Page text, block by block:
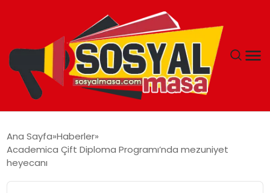
Ana Sayfa Haberler
Academica Çift Diploma Programı’nda mezuniyet
heyecanı